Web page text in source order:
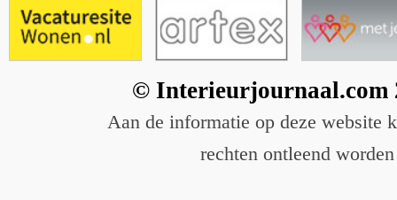
© Interieurjournaal.com
Aan de informatie op deze website
rechten ontleend worden